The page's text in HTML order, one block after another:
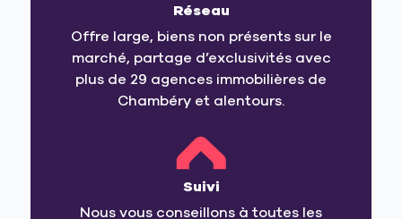
Réseau
Offre large, biens non présents sur le
marché, partage d’exclusivités avec
plus de 29 agences immobilières de
Chambéry et alentours.
Suivi
Nous vous conseillons à toutes les